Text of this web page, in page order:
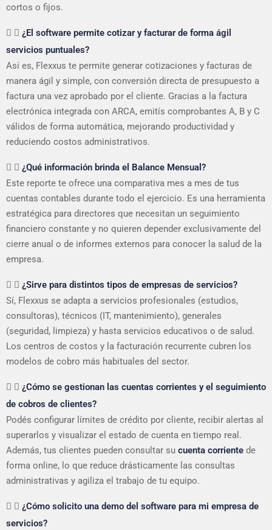
cortos o fijos.
¿El software permite cotizar y facturar de forma ágil
servicios puntuales?
Así es, Flexxus te permite generar cotizaciones y facturas de
manera ágil y simple, con conversión directa de presupuesto a
factura una vez aprobado por el cliente. Gracias a la factura
electrónica integrada con ARCA, emitís comprobantes A, B y C
válidos de forma automática, mejorando productividad y
reduciendo costos administrativos.
¿Qué información brinda el Balance Mensual?
Este reporte te ofrece una comparativa mes a mes de tus
cuentas contables durante todo el ejercicio. Es una herramienta
estratégica para directores que necesitan un seguimiento
financiero constante y no quieren depender exclusivamente del
cierre anual o de informes externos para conocer la salud de la
empresa.
¿Sirve para distintos tipos de empresas de servicios?
Sí, Flexxus se adapta a servicios profesionales (estudios,
consultoras), técnicos (IT, mantenimiento), generales
(seguridad, limpieza) y hasta servicios educativos o de salud.
Los centros de costos y la facturación recurrente cubren los
modelos de cobro más habituales del sector.
¿Cómo se gestionan las cuentas corrientes y el seguimiento
de cobros de clientes?
Podés configurar límites de crédito por cliente, recibir alertas al
superarlos y visualizar el estado de cuenta en tiempo real.
Además, tus clientes pueden consultar su cuenta corriente de
forma online, lo que reduce drásticamente las consultas
administrativas y agiliza el trabajo de tu equipo.
¿Cómo solicito una demo del software para mi empresa de
servicios?